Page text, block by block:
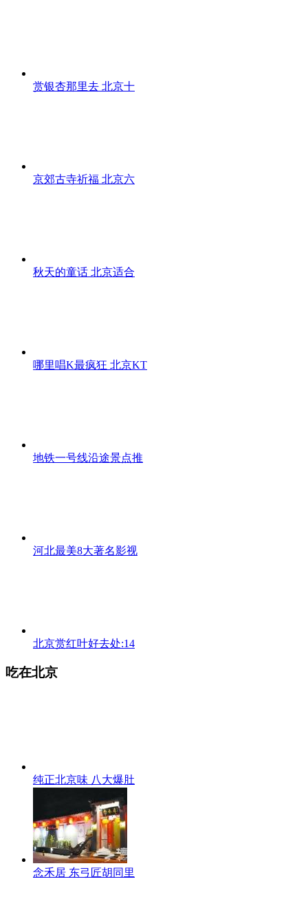
赏银杏那里去 北京十
京郊古寺祈福 北京六
秋天的童话 北京适合
哪里唱K最疯狂 北京KT
地铁一号线沿途景点推
河北最美8大著名影视
北京赏红叶好去处:14
吃在北京
纯正北京味 八大爆肚
念禾居 东弓匠胡同里